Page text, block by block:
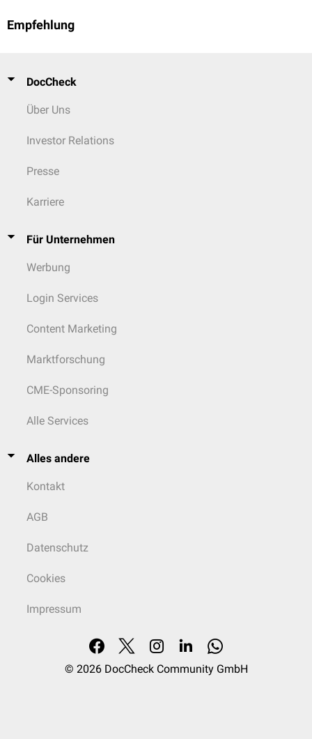
Empfehlung
DocCheck
Über Uns
Investor Relations
Presse
Karriere
Für Unternehmen
Werbung
Login Services
Content Marketing
Marktforschung
CME-Sponsoring
Alle Services
Alles andere
Kontakt
AGB
Datenschutz
Cookies
Impressum
© 2026 DocCheck Community GmbH